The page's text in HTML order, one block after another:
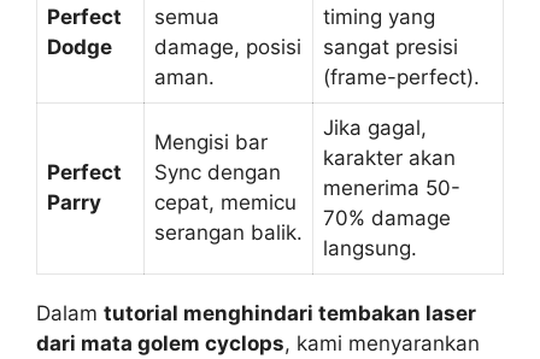
Perfect
Dodge
semua
damage, posisi
aman.
timing yang
sangat presisi
(frame-perfect).
Perfect
Parry
Mengisi bar
Sync dengan
cepat, memicu
serangan balik.
Jika gagal,
karakter akan
menerima 50-
70% damage
langsung.
Dalam tutorial menghindari tembakan laser
dari mata golem cyclops, kami menyarankan